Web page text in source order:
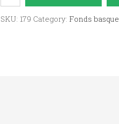
umezurtzak
SKU: 179 Category: Fonds basque